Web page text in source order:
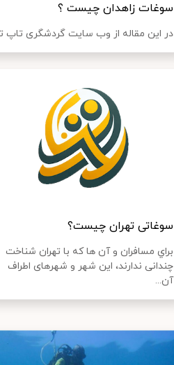
سوغات زاهدان چیست ؟
در این مقاله از وب سایت گردشگری تاپ
سوغاتی تهران چیست؟
براي مسافران و آن ها که با تهران شناخت
چندانی ندارند، این شهر و شهرهای اطراف
آن...